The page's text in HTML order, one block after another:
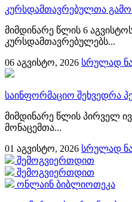
კურსდამთავრებულთა
მიმდინარე წლის 6
კურსდამთავრებულებს...
06 აგვისტო, 2026 სრულად
საინფორმაციო შეხვედრა
მიმდინარე წლის პირველ
მონაცემთა...
01 აგვისტო, 2026 სრულად
შემოგვიერთდით
შემოგვიერთდით
ონლაინ ბიბლიოთეკა